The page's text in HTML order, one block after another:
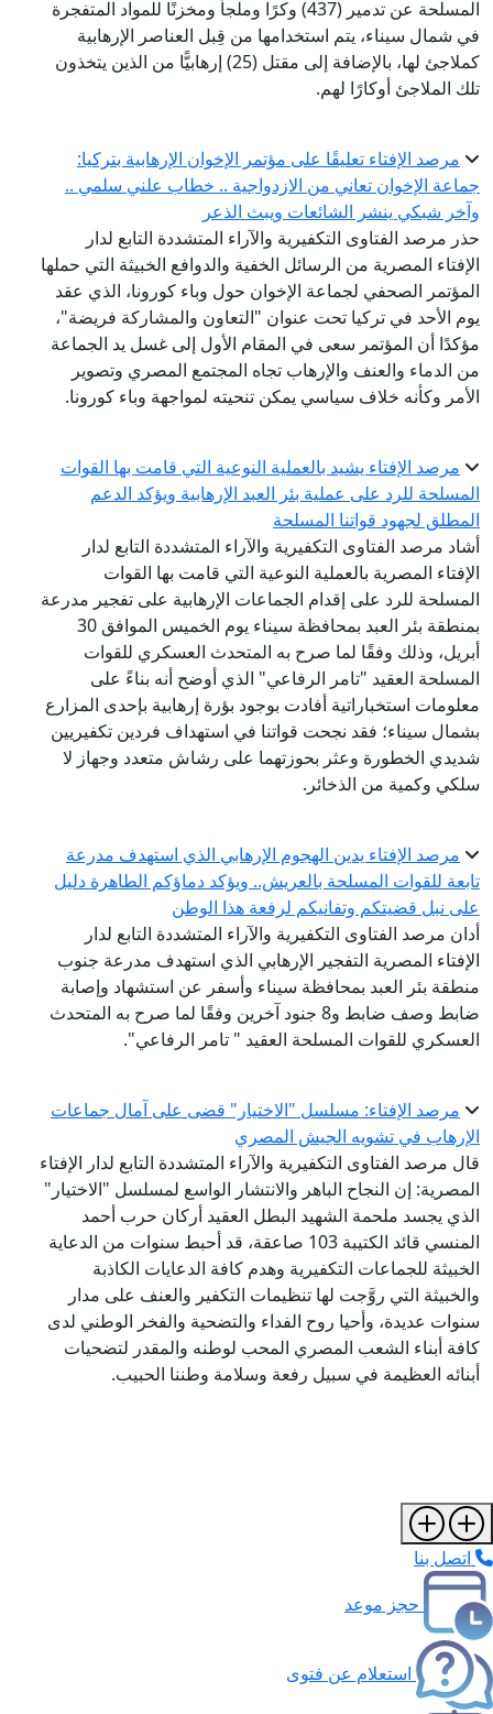
المسلحة عن تدمير (437) وكرًا وملجأً ومخزنًا للمواد المتفجرة
في شمال سيناء، يتم استخدامها من قِبل العناصر الإرهابية
كملاجئ لها، بالإضافة إلى مقتل (25) إرهابيًّا من الذين يتخذون
تلك الملاجئ أوكارًا لهم.
مرصد الإفتاء تعليقًا على مؤتمر الإخوان الإرهابية بتركيا:
جماعة الإخوان تعاني من الازدواجية .. خطاب علني سلمي ..
وآخر شبكي ينشر الشائعات ويبث الذعر
حذر مرصد الفتاوى التكفيرية والآراء المتشددة التابع لدار
الإفتاء المصرية من الرسائل الخفية والدوافع الخبيثة التي حملها
المؤتمر الصحفي لجماعة الإخوان حول وباء كورونا، الذي عقد
يوم الأحد في تركيا تحت عنوان "التعاون والمشاركة فريضة"،
مؤكدًا أن المؤتمر سعى في المقام الأول إلى غسل يد الجماعة
من الدماء والعنف والإرهاب تجاه المجتمع المصري وتصوير
الأمر وكأنه خلاف سياسي يمكن تنحيته لمواجهة وباء كورونا.
مرصد الإفتاء يشيد بالعملية النوعية التي قامت بها القوات
المسلحة للرد على عملية بئر العبد الإرهابية ويؤكد الدعم
المطلق لجهود قواتنا المسلحة
أشاد مرصد الفتاوى التكفيرية والآراء المتشددة التابع لدار
الإفتاء المصرية بالعملية النوعية التي قامت بها القوات
المسلحة للرد على إقدام الجماعات الإرهابية على تفجير مدرعة
بمنطقة بئر العبد بمحافظة سيناء يوم الخميس الموافق 30
أبريل، وذلك وفقًا لما صرح به المتحدث العسكري للقوات
المسلحة العقيد "تامر الرفاعي" الذي أوضح أنه بناءً على
معلومات استخباراتية أفادت بوجود بؤرة إرهابية بإحدى المزارع
بشمال سيناء؛ فقد نجحت قواتنا في استهداف فردين تكفيريين
شديدي الخطورة وعثر بحوزتهما على رشاش متعدد وجهاز لا
سلكي وكمية من الذخائر.
مرصد الإفتاء يدين الهجوم الإرهابي الذي استهدف مدرعة
تابعة للقوات المسلحة بالعريش.. ويؤكد دماؤكم الطاهرة دليل
على نبل قضيتكم وتفانيكم لرفعة هذا الوطن
أدان مرصد الفتاوى التكفيرية والآراء المتشددة التابع لدار
الإفتاء المصرية التفجير الإرهابي الذي استهدف مدرعة جنوب
منطقة بئر العبد بمحافظة سيناء وأسفر عن استشهاد وإصابة
ضابط وصف ضابط و8 جنود آخرين وفقًا لما صرح به المتحدث
العسكري للقوات المسلحة العقيد " تامر الرفاعي".
مرصد الإفتاء: مسلسل "الاختيار" قضى على آمال جماعات
الإرهاب في تشويه الجيش المصري
قال مرصد الفتاوى التكفيرية والآراء المتشددة التابع لدار الإفتاء
المصرية: إن النجاح الباهر والانتشار الواسع لمسلسل "الاختيار"
الذي يجسد ملحمة الشهيد البطل العقيد أركان حرب أحمد
المنسي قائد الكتيبة 103 صاعقة، قد أحبط سنوات من الدعاية
الخبيثة للجماعات التكفيرية وهدم كافة الدعايات الكاذبة
والخبيثة التي روَّجت لها تنظيمات التكفير والعنف على مدار
سنوات عديدة، وأحيا روح الفداء والتضحية والفخر الوطني لدى
كافة أبناء الشعب المصري المحب لوطنه والمقدر لتضحيات
أبنائه العظيمة في سبيل رفعة وسلامة وطننا الحبيب.
اتصل بنا
حجز موعد
استعلام عن فتوى